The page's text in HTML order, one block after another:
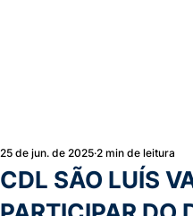
CDL SÃO LUÍS
25 de jun. de 2025 2 min de leitura